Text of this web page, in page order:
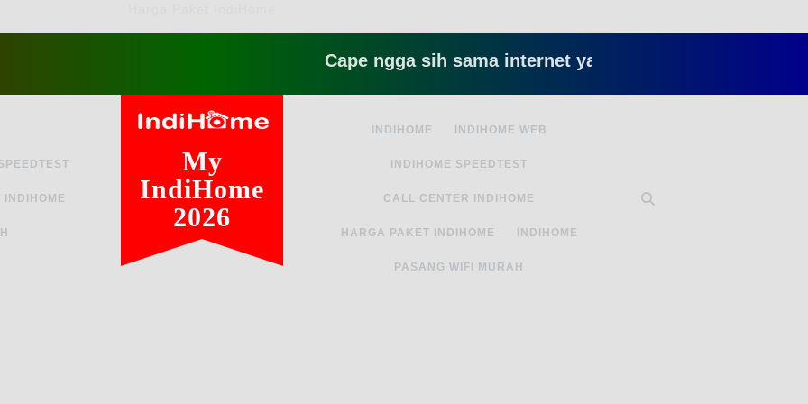
Cape ngga sih sama internet yang lambat gitu gitu aja dah
INDIHOME
My
IndiHome
2026
INDIHOME INDIHOME WEB
INDIHOME SPEEDTEST
CALL CENTER INDIHOME
HARGA PAKET INDIHOME INDIHOME
PASANG WIFI MURAH